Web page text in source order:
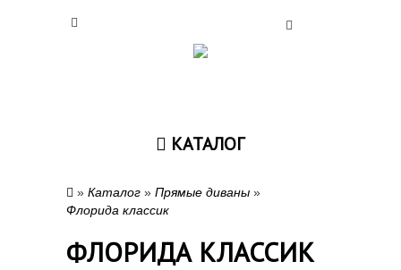
КАТАЛОГ
» Каталог» Прямые диваны»
Флорида классик
ФЛОРИДА КЛАССИК